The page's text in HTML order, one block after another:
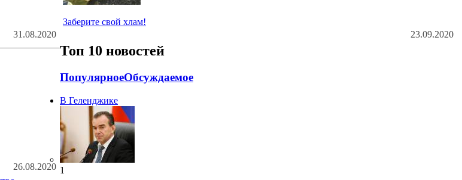
31.08.2020
26.08.2020
Заберите свой хлам!
23.09.2020
Топ 10 новостей
ПопулярноеОбсуждаемое
В Геленджике
1